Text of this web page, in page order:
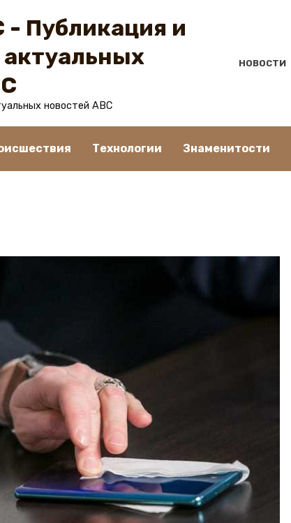
- Публикация и
новостей ABC
НОВОСТИ
Технологии Знаменитости